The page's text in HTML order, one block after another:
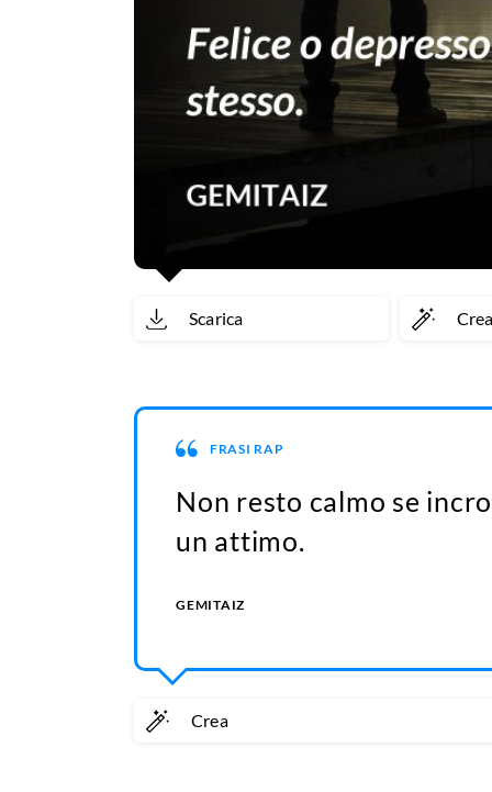
Scarica Crea
FRASI RAP
Non resto calmo se
un attimo.
GEMITAIZ
Crea